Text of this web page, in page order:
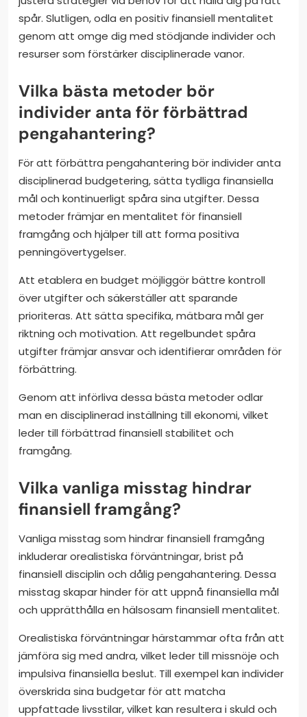
spår. Slutligen, odla en positiv finansiell mentalitet
genom att omge dig med stödjande individer och
resurser som förstärker disciplinerade vanor.
Vilka bästa metoder bör
individer anta för förbättrad
pengahantering?
För att förbättra pengahantering bör individer anta
disciplinerad budgetering, sätta tydliga finansiella
mål och kontinuerligt spåra sina utgifter. Dessa
metoder främjar en mentalitet för finansiell
framgång och hjälper till att forma positiva
penningövertygelser.
Att etablera en budget möjliggör bättre kontroll
över utgifter och säkerställer att sparande
prioriteras. Att sätta specifika, mätbara mål ger
riktning och motivation. Att regelbundet spåra
utgifter främjar ansvar och identifierar områden för
förbättring.
Genom att införliva dessa bästa metoder odlar
man en disciplinerad inställning till ekonomi, vilket
leder till förbättrad finansiell stabilitet och
framgång.
Vilka vanliga misstag hindrar
finansiell framgång?
Vanliga misstag som hindrar finansiell framgång
inkluderar orealistiska förväntningar, brist på
finansiell disciplin och dålig pengahantering. Dessa
misstag skapar hinder för att uppnå finansiella mål
och upprätthålla en hälsosam finansiell mentalitet.
Orealistiska förväntningar härstammar ofta från att
jämföra sig med andra, vilket leder till missnöje och
impulsiva finansiella beslut. Till exempel kan individer
överskrida sina budgetar för att matcha
uppfattade livsstilar, vilket kan resultera i skuld och